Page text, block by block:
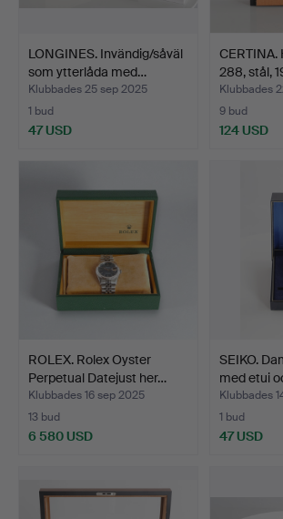
LONGINES. Invändig/såväl
som ytterlåda med…
Klubbades 25 sep 2025
1 bud
47 USD
CERTINA.
288, stål,
Klubbades
9 bud
124 USD
ROLEX. Rolex Oyster
Perpetual Datejust her…
Klubbades 16 sep 2025
13 bud
6 580 USD
SEIKO.
med etui
Klubbades
1 bud
47 USD